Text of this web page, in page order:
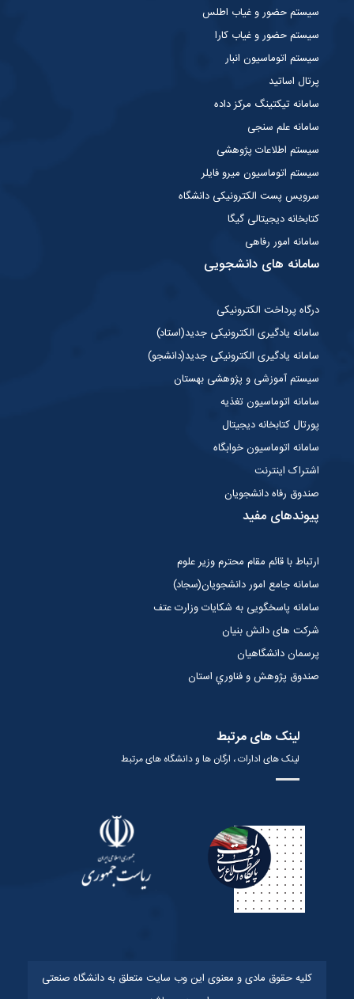
سیستم حضور و غیاب اطلس
سیستم حضور و غیاب کارا
سیستم اتوماسیون انبار
پرتال اساتید
سامانه تیکتینگ مرکز داده
سامانه علم سنجی
سیستم اطلاعات پژوهشی
سیستم اتوماسیون میرو فایلر
سرویس پست الکترونیکی دانشگاه
کتابخانه دیجیتالی گیگا
سامانه امور رفاهی
سامانه های دانشجویی
درگاه پرداخت الکترونیکی
سامانه یادگیری الکترونیکی جدید(استاد)
سامانه یادگیری الکترونیکی جدید(دانشجو)
سیستم آموزشی و پژوهشی بهستان
سامانه اتوماسیون تغذیه
پورتال کتابخانه دیجیتال
سامانه اتوماسیون خوابگاه
اشتراک اینترنت
صندوق رفاه دانشجویان
پیوندهای مفید
ارتباط با قائم مقام محترم وزیر علوم
سامانه جامع امور دانشجویان(سجاد)
سامانه پاسخگویی به شکایات وزارت عتف
شرکت های دانش بنیان
پرسمان دانشگاهیان
صندوق پژوهش و فناوري استان
لینک های مرتبط
لینک های ادارات ، ارگان ها و دانشگاه های مرتبط
کلیه حقوق مادی و معنوی این وب سایت متعلق به دانشگاه صنعتی